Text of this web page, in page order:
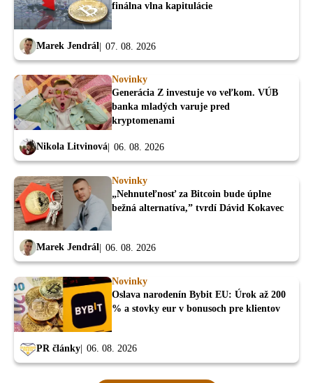
finálna vlna kapitulácie
Marek Jendrál 07. 08. 2026
Novinky
Generácia Z investuje vo veľkom. VÚB
banka mladých varuje pred
kryptomenami
Nikola Litvinová 06. 08. 2026
Novinky
„Nehnuteľnosť za Bitcoin bude úplne
bežná alternatíva,” tvrdí Dávid Kokavec
Marek Jendrál 06. 08. 2026
Novinky
Oslava narodenín Bybit EU: Úrok až 200
% a stovky eur v bonusoch pre klientov
PR články 06. 08. 2026